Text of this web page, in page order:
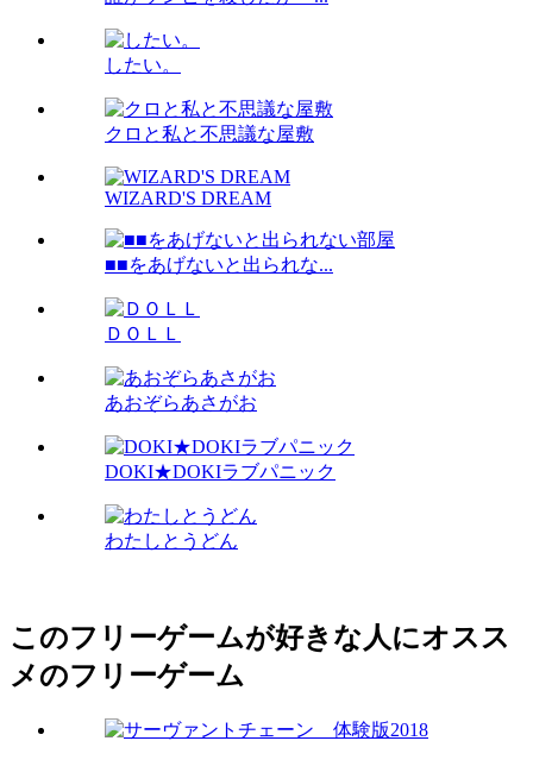
したい。
クロと私と不思議な屋敷
WIZARD'S DREAM
■■をあげないと出られな...
ＤＯＬＬ
あおぞらあさがお
DOKI★DOKIラブパニック
わたしとうどん
このフリーゲームが好きな人にオスス
メのフリーゲーム